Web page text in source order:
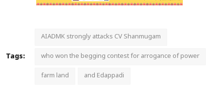
Tags:
AIADMK strongly attacks CV Shanmugam
who won the begging contest for arrogance of power
farm land and Edappadi